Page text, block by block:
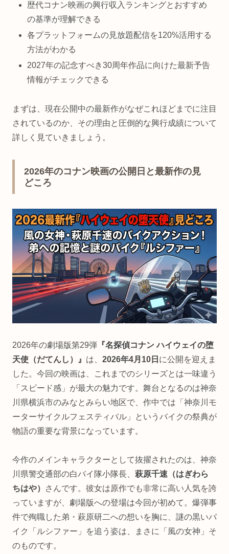
歴代コナン映画の興行収入ランキングとおすすめ
の基準が理解できる
各プラットフォームの見放題配信を120%活用する
方法がわかる
2027年の記念すべき30周年作品に向けた最新予告
情報がチェックできる
まずは、現在公開中の最新作がなぜこれほどまでに注目
されているのか、その理由と圧倒的な興行成績について
詳しく見ていきましょう。
2026年のコナン映画の公開日と最新作の見
どころ
2026年の劇場版第29弾 『名探偵コナン ハイウェイの堕
天使（だてんし）』 は、 2026年4月10日 に公開を迎えま
した。今回の映画は、これまでのシリーズとは一味違う
「スピード感」が最大の魅力です。舞台となるのは神奈
川県横浜市のみなとみらい地区で、作中では「神奈川モ
ーターサイクルフェスティバル」というバイクの祭典が
物語の重要な背景になっています。
今作のメインキャラクターとして抜擢されたのは、神奈
川県警交通部の白バイ隊小隊長、 萩原千速（はぎわら
ちはや）
さんです。彼女は原作でも非常に高い人気を誇
っていますが、劇場版への登場は今回が初めて。爆弾事
件で殉職した弟・萩原研二への想いを胸に、謎の黒いバ
イク「ルシファー」を追う姿は、まさに「風の女神」そ
のものです。